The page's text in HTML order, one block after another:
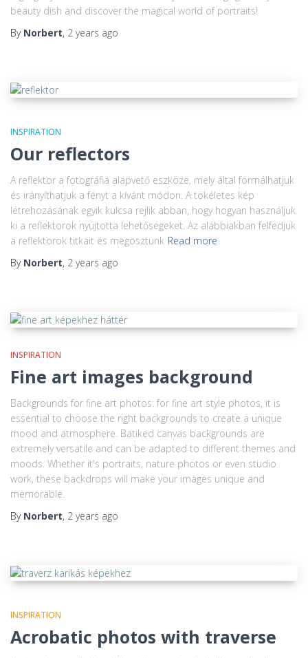
beauty dish and discover the magical world of portraits!
By Norbert, 2 years ago
INSPIRATION
Our reflectors
A reflektor a fotográfia alapvető eszköze, mely által formálhatjuk
és irányíthatjuk a fényt a kívánt módon. A tökéletes kép
létrehozásának egyik kulcsa rejlik abban, hogy hogyan használjuk
ki a reflektorok nyújtotta lehetőségeket. Az alábbiakban felfedjük
a reflektorok titkait és megosztunk Read more
By Norbert, 2 years ago
INSPIRATION
Fine art images background
Backgrounds for fine art photos: for fine art style photos, it is
essential to choose the right backgrounds to create a unique
mood and atmosphere. Batiked canvas backgrounds are
extremely versatile and can be adapted to different themes and
moods. Whether it's portraits, nature photos or even studio
work, these backdrops will make your images unique and
memorable.
By Norbert, 2 years ago
INSPIRATION
Acrobatic photos with traverse